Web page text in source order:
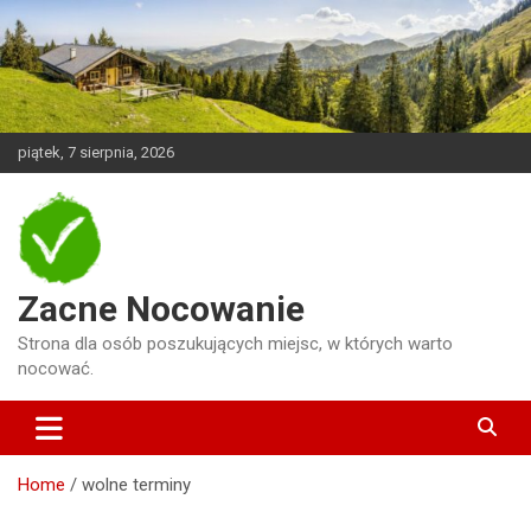
Skip
to
content
piątek, 7 sierpnia, 2026
Zacne Nocowanie
Strona dla osób poszukujących miejsc, w których warto
nocować.
Home wolne terminy